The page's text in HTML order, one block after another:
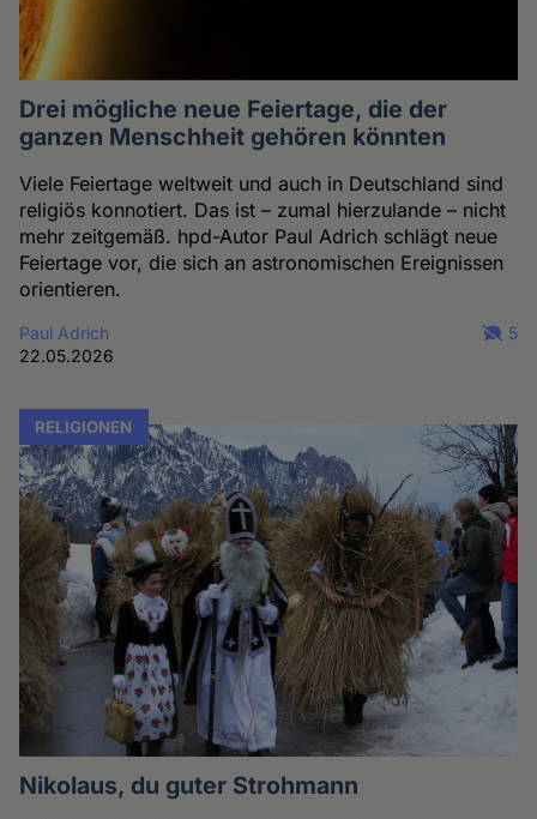
Drei mögliche neue Feiertage, die der
ganzen Menschheit gehören könnten
Viele Feiertage weltweit und auch in Deutschland sind
religiös konnotiert. Das ist – zumal hierzulande – nicht
mehr zeitgemäß. hpd-Autor Paul Adrich schlägt neue
Feiertage vor, die sich an astronomischen Ereignissen
orientieren.
Paul Adrich
22.05.2026
5
RELIGIONEN
Nikolaus, du guter Strohmann